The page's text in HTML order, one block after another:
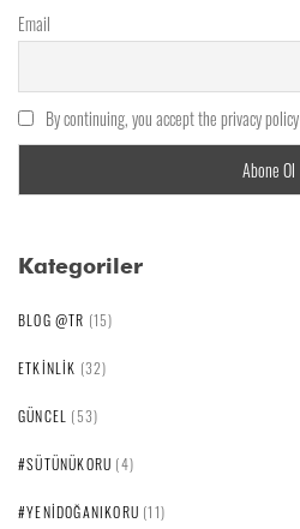
Email
By continuing, you accept the privacy policy
Kategoriler
BLOG @TR (15)
ETKINLIK (32)
GÜNCEL (53)
#SÜTÜNÜKORU (4)
#YENIDOĞANIKORU (11)